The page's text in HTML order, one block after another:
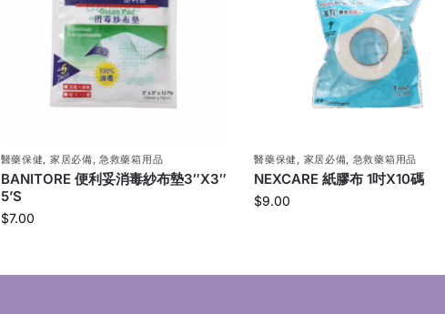
醫藥保健 家居必備 ,急救藥箱用品
BANITORE 便利妥消毒紗布墊3″X3″
5’S
$7.00
醫藥保健 家居必備 急救藥箱用品
NEXCARE 紙膠布 1吋X10碼
$9.00